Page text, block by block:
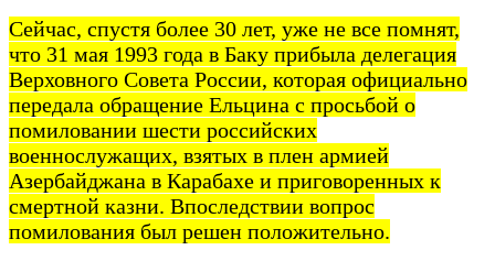
Сейчас, спустя более 30 лет, уже не все помнят,
что 31 мая 1993 года в Баку прибыла делегация
Верховного Совета России, которая официально
передала обращение Ельцина с просьбой о
помиловании шести российских
военнослужащих, взятых в плен армией
Азербайджана в Карабахе и приговоренных к
смертной казни. Впоследствии вопрос
помилования был решен положительно.